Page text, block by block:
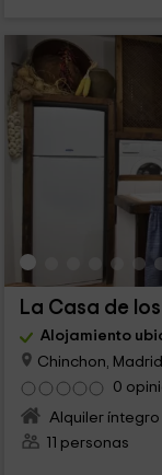
La Casa de
Alojamiento
Chinchon, Madrid
0
Alquiler íntegro
11 personas